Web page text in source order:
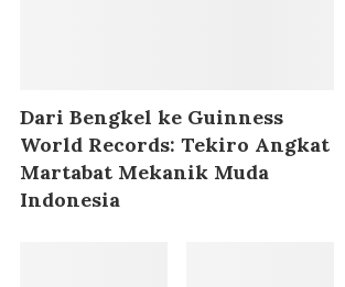
Dari Bengkel ke Guinness
World Records: Tekiro Angkat
Martabat Mekanik Muda
Indonesia